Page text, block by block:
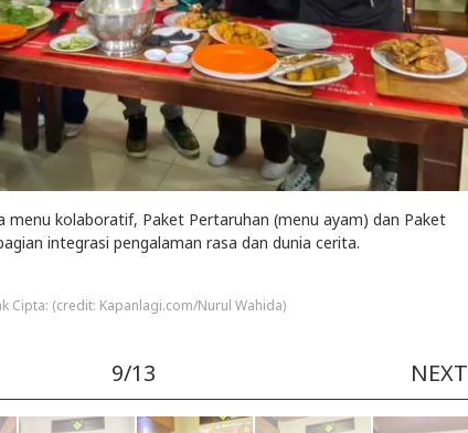
menu kolaboratif, Paket Pertaruhan (menu ayam) dan Paket
integrasi pengalaman rasa dan dunia cerita.
Cipta: (credit: Kapanlagi.com/Nurul Wahida)
9/13 NEXT